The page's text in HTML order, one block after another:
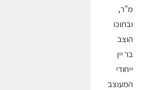
מ"ר,
ובתוכו
הוצב
בר יין
ייחודי
המעוצב